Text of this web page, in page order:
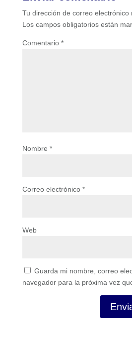
Tu dirección de correo electrónico
Los campos obligatorios están
Comentario *
Nombre *
Correo electrónico *
Web
Guarda mi nombre, correo
navegador para la próxima vez